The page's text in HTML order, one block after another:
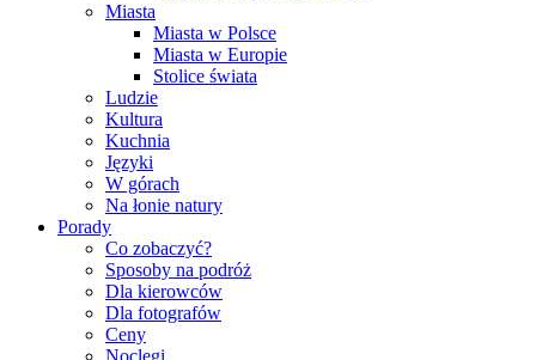
Miasta
Miasta w Polsce
Miasta w Europie
Stolice świata
Ludzie
Kultura
Kuchnia
Języki
W górach
Na łonie natury
Porady
Co zobaczyć?
Sposoby na podróż
Dla kierowców
Dla fotografów
Ceny
Noclegi